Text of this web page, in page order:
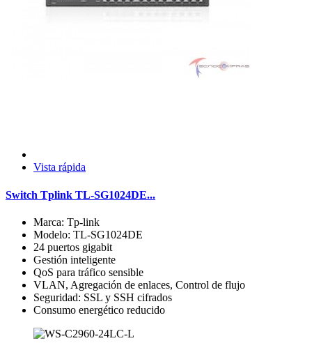
Vista rápida
Switch Tplink TL-SG1024DE...
Marca: Tp-link
Modelo: TL-SG1024DE
24 puertos gigabit
Gestión inteligente
QoS para tráfico sensible
VLAN, Agregación de enlaces, Control de flujo
Seguridad: SSL y SSH cifrados
Consumo energético reducido